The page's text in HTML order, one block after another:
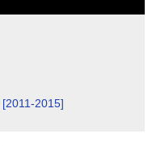
2015]